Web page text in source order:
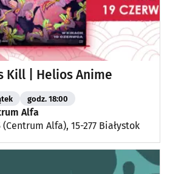
Kill | Helios Anime
godz. 18:00
Alfa
Alfa), 15-277 Białystok